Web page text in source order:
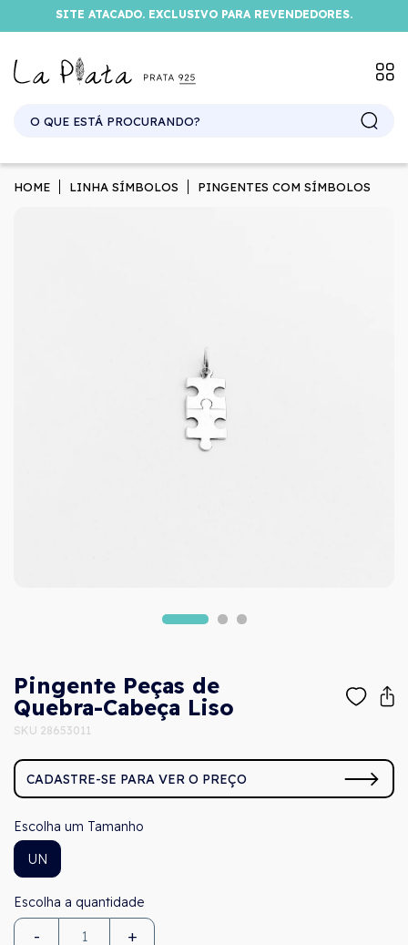
SITE ATACADO. EXCLUSIVO PARA REVENDEDORES.
HOME LINHA SÍMBOLOS PINGENTES COM SÍMBOLOS
Pingente Peças de
Quebra-Cabeça Liso
SKU 28653011
CADASTRE-SE PARA VER O PREÇO
Tamanho
UN
- +